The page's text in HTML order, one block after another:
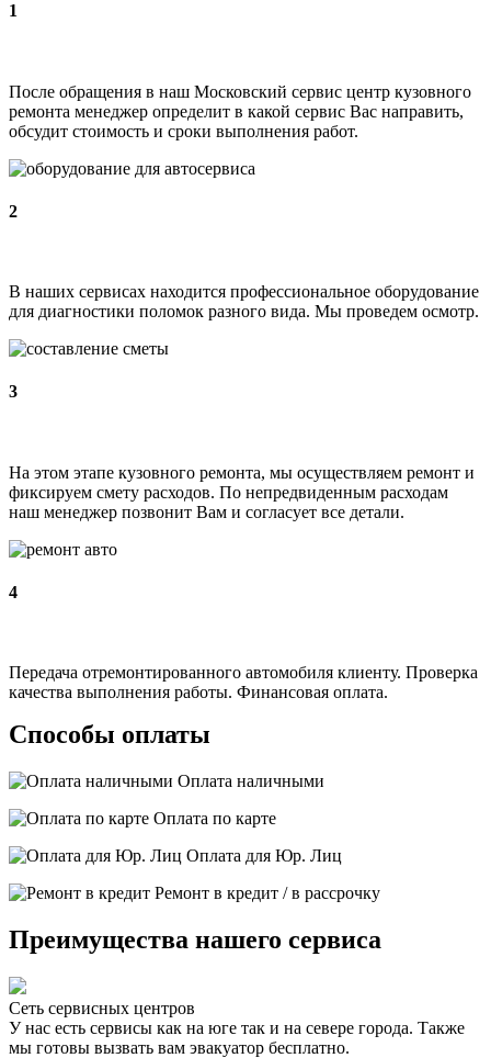
1
После обращения в наш Московский сервис центр кузовного
ремонта менеджер определит в какой сервис Вас направить,
обсудит стоимость и сроки выполнения работ.
2
В наших сервисах находится профессиональное оборудование
для диагностики поломок разного вида. Мы проведем осмотр.
3
На этом этапе кузовного ремонта, мы осуществляем ремонт и
фиксируем смету расходов. По непредвиденным расходам
наш менеджер позвонит Вам и согласует все детали.
4
Передача отремонтированного автомобиля клиенту. Проверка
качества выполнения работы. Финансовая оплата.
Способы оплаты
Оплата наличными
Оплата по карте
Оплата для Юр. Лиц
Ремонт в кредит / в рассрочку
Преимущества нашего сервиса
Сеть сервисных центров
У нас есть сервисы как на юге так и на севере города. Также
мы готовы вызвать вам эвакуатор бесплатно.